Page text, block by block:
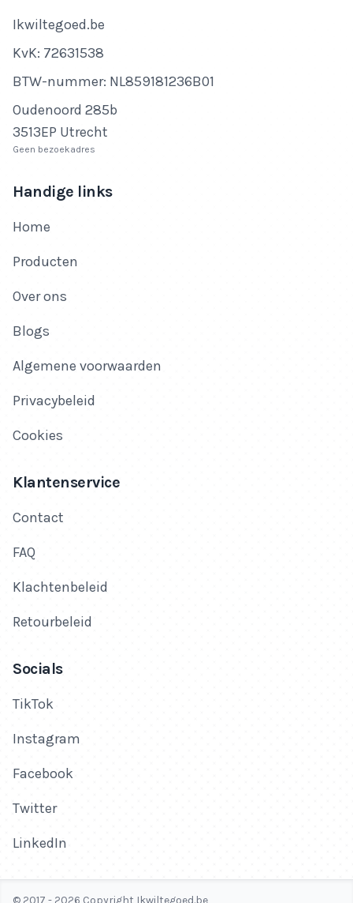
Bedrijfsnaam
Ikwiltegoed.be
KvK-nummer
KvK: 72631538
Btw-nummer
BTW-nummer: NL859181236B01
Adres
Oudenoord 285b
3513EP Utrecht
Geen bezoekadres
Handige links
Home
Producten
Over ons
Blogs
Algemene voorwaarden
Privacybeleid
Cookies
Klantenservice
Contact
FAQ
Klachtenbeleid
Retourbeleid
Socials
TikTok
Instagram
Facebook
Twitter
LinkedIn
© 2017 - 2026 Copyright Ikwiltegoed.be